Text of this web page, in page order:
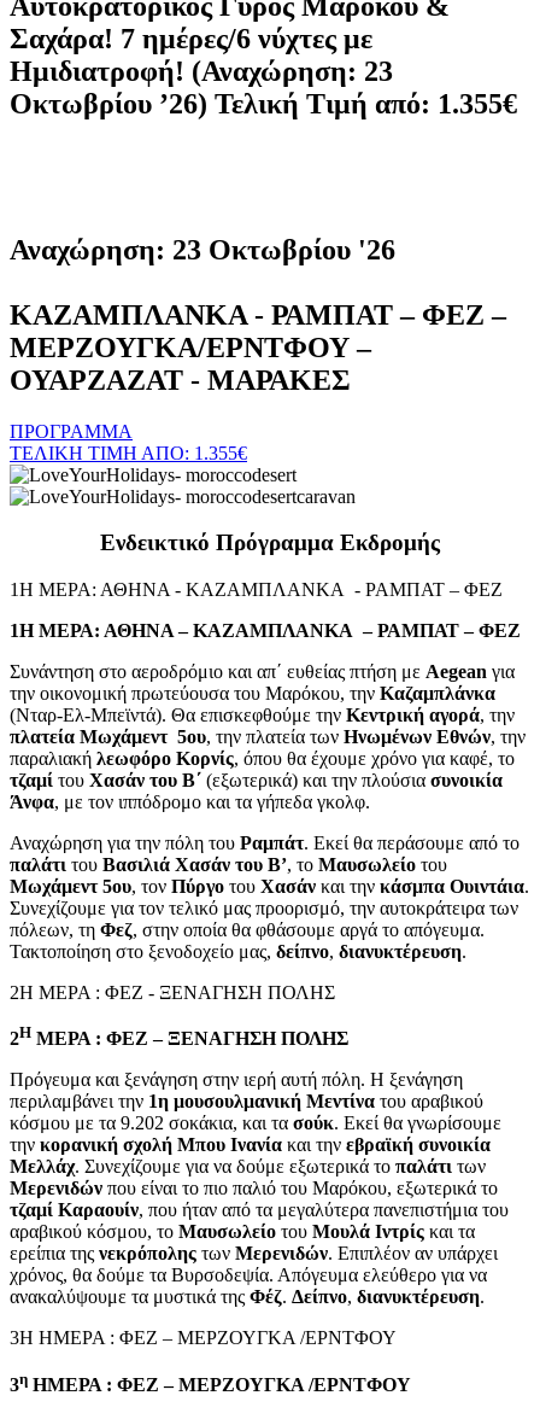
Σαχάρα! 7 ημέρες/6 νύχτες με
Ημιδιατροφή! (Αναχώρηση: 23
Οκτωβρίου ’26) Τελική Τιμή από: 1.355€
Αναχώρηση: 23 Οκτωβρίου '26
ΚΑΖΑΜΠΛΑΝΚΑ - ΡΑΜΠΑΤ – ΦΕΖ –
ΜΕΡΖΟΥΓΚΑ/ΕΡΝΤΦΟΥ –
ΟΥΑΡΖΑΖΑΤ - ΜΑΡΑΚΕΣ
ΠΡΟΓΡΑΜΜΑ
ΤΕΛΙΚΗ ΤΙΜΗ ΑΠΟ: 1.355€
Ενδεικτικό Πρόγραμμα Εκδρομής
1Η ΜΕΡΑ: ΑΘΗΝΑ - ΚΑΖΑΜΠΛΑΝΚΑ - ΡΑΜΠΑΤ – ΦΕΖ
1Η ΜΕΡΑ: ΑΘΗΝΑ – ΚΑΖΑΜΠΛΑΝΚΑ – ΡΑΜΠΑΤ – ΦΕΖ
Συνάντηση στο αεροδρόμιο και απ΄ ευθείας πτήση με Aegean για
την οικονομική πρωτεύουσα του Μαρόκου, την Καζαμπλάνκα
(Νταρ-Ελ-Μπεϊντά). Θα επισκεφθούμε την Κεντρική αγορά, την
πλατεία Μωχάμεντ 5ου, την πλατεία των Ηνωμένων Εθνών, την
παραλιακή λεωφόρο Κορνίς, όπου θα έχουμε χρόνο για καφέ, το
τζαμί του Χασάν του Β΄ (εξωτερικά) και την πλούσια συνοικία
Άνφα, με τον ιππόδρομο και τα γήπεδα γκολφ.
Αναχώρηση για την πόλη του Ραμπάτ. Εκεί θα περάσουμε από το
παλάτι του Βασιλιά Χασάν του Β’, το Μαυσωλείο του
Μωχάμεντ 5ου, τον Πύργο του Χασάν και την κάσμπα Ουιντάια.
Συνεχίζουμε για τον τελικό μας προορισμό, την αυτοκράτειρα των
πόλεων, τη Φεζ, στην οποία θα φθάσουμε αργά το απόγευμα.
Τακτοποίηση στο ξενοδοχείο μας, δείπνο, διανυκτέρευση.
2Η ΜΕΡΑ : ΦΕΖ - ΞΕΝΑΓΗΣΗ ΠΟΛΗΣ
2Η ΜΕΡΑ : ΦΕΖ – ΞΕΝΑΓΗΣΗ ΠΟΛΗΣ
Πρόγευμα και ξενάγηση στην ιερή αυτή πόλη. Η ξενάγηση
περιλαμβάνει την 1η μουσουλμανική Μεντίνα του αραβικού
κόσμου με τα 9.202 σοκάκια, και τα σούκ. Εκεί θα γνωρίσουμε
την κορανική σχολή Μπου Ινανία και την εβραϊκή συνοικία
Μελλάχ. Συνεχίζουμε για να δούμε εξωτερικά το παλάτι των
Μερενιδών που είναι το πιο παλιό του Μαρόκου, εξωτερικά το
τζαμί Καραουίν, που ήταν από τα μεγαλύτερα πανεπιστήμια του
αραβικού κόσμου, το Μαυσωλείο του Μουλά Ιντρίς και τα
ερείπια της νεκρόπολης των Μερενιδών. Επιπλέον αν υπάρχει
χρόνος, θα δούμε τα Βυρσοδεψία. Απόγευμα ελεύθερο για να
ανακαλύψουμε τα μυστικά της Φέζ. Δείπνο, διανυκτέρευση.
3Η ΗΜΕΡΑ : ΦΕΖ – ΜΕΡΖΟΥΓΚΑ /ΕΡΝΤΦΟΥ
3η ΗΜΕΡΑ : ΦΕΖ – ΜΕΡΖΟΥΓΚΑ /ΕΡΝΤΦΟΥ